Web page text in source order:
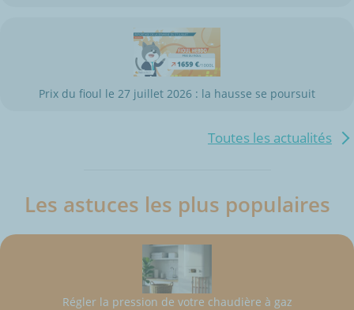
Prix du fioul le 27 juillet 2026 : la hausse se poursuit
Toutes les actualités
Les astuces les plus populaires
Régler la pression de votre chaudière à gaz